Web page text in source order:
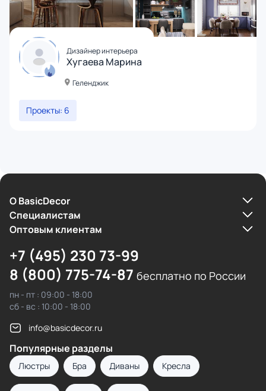
Дизайнер интерьера
Хугаева Марина
Геленджик
Проекты: 6
О BasicDecor
Cпециалистам
Оптовым клиентам
+7 (495) 230 73-99
8 (800) 775-74-87 бесплатно по России
пн - пт : 09:00 - 18:00
сб - вс : 10:00 - 18:00
info@basicdecor.ru
Популярные разделы
Люстры Бра Диваны Кресла